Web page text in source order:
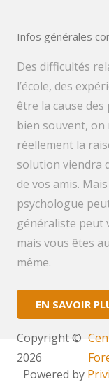
Infos générales
Des difficultés
l’école, des
être la cause
bien souvent, on
réellement la
solution viendra
de vos amis.
psychologue
généraliste peut
mais vous êtes
même.
EN SAVOIR
Copyright ©
2026
Powered by